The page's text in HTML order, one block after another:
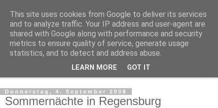
Regensburger Tagebuch
Notizen aus der nördlichsten Stadt Italiens
Donnerstag, 4. September 2008
Sommernächte in Regensburg
This site uses cookies from Google to deliver its services
and to analyze traffic. Your IP address and user-agent are
shared with Google along with performance and security
metrics to ensure quality of service, generate usage
statistics, and to detect and address abuse.
LEARN MORE GOT IT